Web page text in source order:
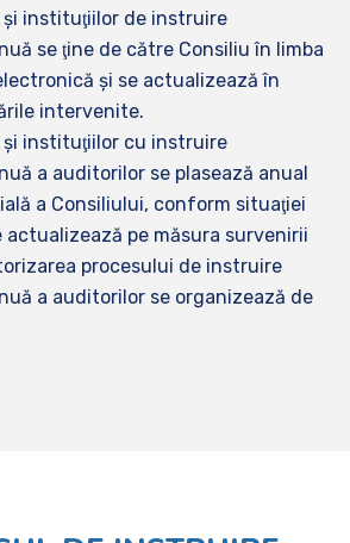
instituţiilor de instruire
se ţine de către Consiliu în limba
şi se actualizează în
intervenite.
şi instituţiilor cu instruire
a auditorilor se plasează anual
a Consiliului, conform situaţiei
actualizează pe măsura survenirii
procesului de instruire
a auditorilor se organizează de